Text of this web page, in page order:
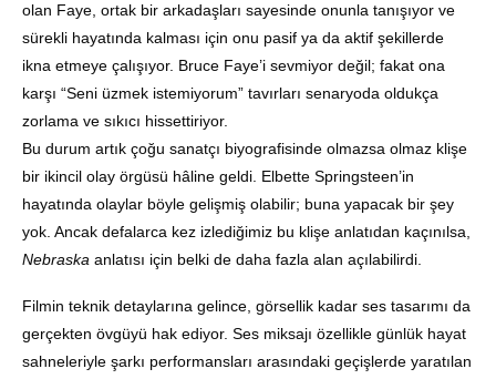
olan Faye, ortak bir arkadaşları sayesinde onunla tanışıyor ve
sürekli hayatında kalması için onu pasif ya da aktif şekillerde
ikna etmeye çalışıyor. Bruce Faye’i sevmiyor değil; fakat ona
karşı “Seni üzmek istemiyorum” tavırları senaryoda oldukça
zorlama ve sıkıcı hissettiriyor.
Bu durum artık çoğu sanatçı biyografisinde olmazsa olmaz klişe
bir ikincil olay örgüsü hâline geldi. Elbette Springsteen’in
hayatında olaylar böyle gelişmiş olabilir; buna yapacak bir şey
yok. Ancak defalarca kez izlediğimiz bu klişe anlatıdan kaçınılsa,
Nebraska anlatısı için belki de daha fazla alan açılabilirdi.
Filmin teknik detaylarına gelince, görsellik kadar ses tasarımı da
gerçekten övgüyü hak ediyor. Ses miksajı özellikle günlük hayat
sahneleriyle şarkı performansları arasındaki geçişlerde yaratılan